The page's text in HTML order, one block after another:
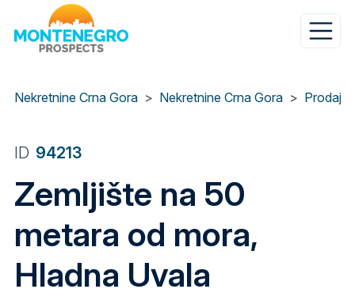
Nekretnine Crna Gora
Nekretnine Crna Gora Prodaja
ID 94213
Zemljište na 50
metara od mora,
Hladna Uvala